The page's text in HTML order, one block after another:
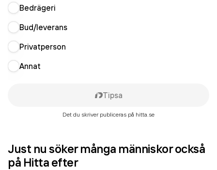
Bedrägeri
Bud/leverans
Privatperson
Annat
Tipsa
Det du skriver publiceras på hitta.se
Just nu söker många människor också
på Hitta efter